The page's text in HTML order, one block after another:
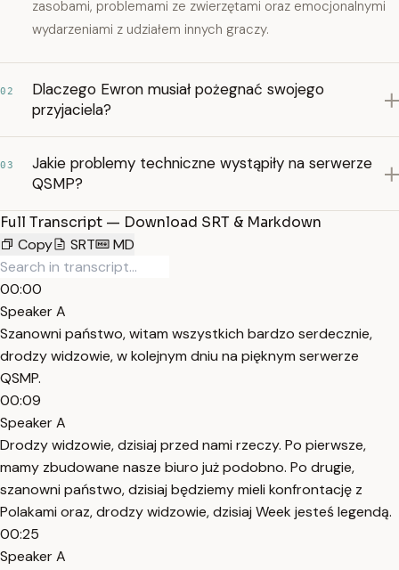
zasobami, problemami ze zwierzętami oraz emocjonalnymi
wydarzeniami z udziałem innych graczy.
02
Dlaczego Ewron musiał pożegnać swojego
przyjaciela?
03
Jakie problemy techniczne wystąpiły na serwerze
QSMP?
Full Transcript — Download SRT & Markdown
Copy
SRT MD
00:00
Speaker A
Szanowni państwo, witam wszystkich bardzo serdecznie,
drodzy widzowie, w kolejnym dniu na pięknym serwerze
QSMP.
00:09
Speaker A
Drodzy widzowie, dzisiaj przed nami rzeczy. Po pierwsze,
mamy zbudowane nasze biuro już podobno. Po drugie,
szanowni państwo, dzisiaj będziemy mieli konfrontację z
Polakami oraz, drodzy widzowie, dzisiaj Week jesteś legendą.
00:25
Speaker A